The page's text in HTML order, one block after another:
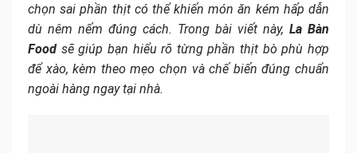
chọn sai phần thịt có thể khiến món ăn kém hấp dẫn
dù nêm nếm đúng cách. Trong bài viết này, La Bàn
Food sẽ giúp bạn hiểu rõ từng phần thịt bò phù hợp
để xào, kèm theo mẹo chọn và chế biến đúng chuẩn
ngoài hàng ngay tại nhà.